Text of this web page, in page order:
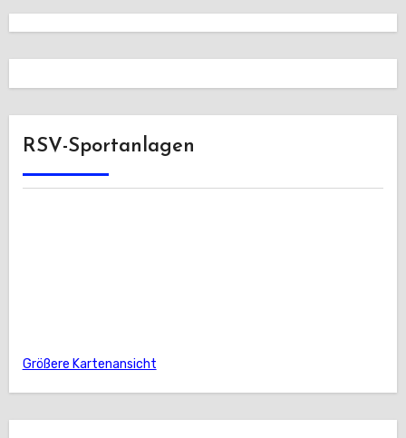
RSV-Sportanlagen
Größere Kartenansicht